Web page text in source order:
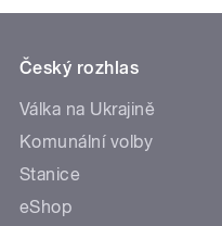
Český rozhlas
Válka na Ukrajině
Komunální volby
Stanice
eShop